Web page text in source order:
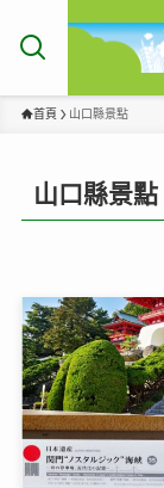
首頁 山口縣景點
山口縣景點